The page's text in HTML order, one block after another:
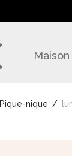
Maison
Pique-nique /